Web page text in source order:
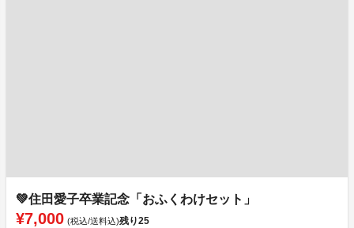
💚住田愛子卒業記念「おふくわけセット」
¥7,000 (税込/送料込)残り25